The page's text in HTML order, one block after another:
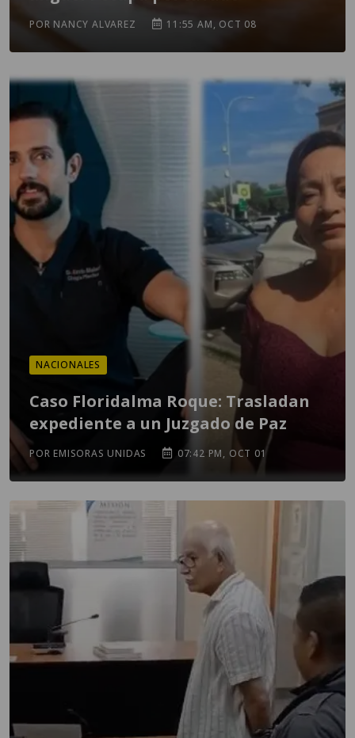
POR NANCY ALVAREZ 11:55 AM, OCT 08
NACIONALES
Caso Floridalma Roque: Trasladan
expediente a un Juzgado de Paz
POR EMISORAS UNIDAS 07:42 PM, OCT 01